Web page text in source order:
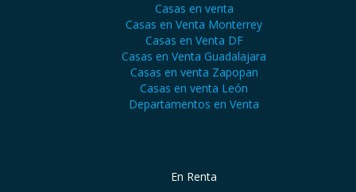
Casas en venta
Casas en Venta Monterrey
Casas en Venta DF
Casas en Venta Guadalajara
Casas en venta Zapopan
Casas en venta León
Departamentos en Venta
En Renta